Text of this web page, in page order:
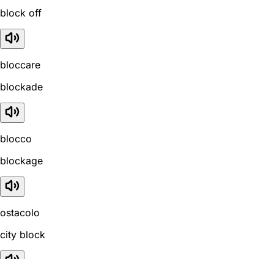
block off
bloccare
blockade
blocco
blockage
ostacolo
city block